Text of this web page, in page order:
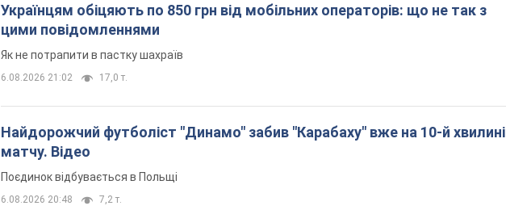
Українцям обіцяють по 850 грн від мобільних операторів: що не так з
цими повідомленнями
Як не потрапити в пастку шахраїв
6.08.2026 21:02 17,0 т.
Найдорожчий футболіст "Динамо" забив "Карабаху" вже на 10-й хвилині
матчу. Відео
Поєдинок відбувається в Польщі
6.08.2026 20:48 7,2 т.